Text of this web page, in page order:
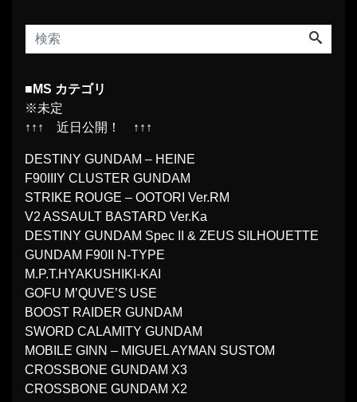
■MS カテゴリ
※未定
↑↑↑ 近日公開！ ↑↑↑
DESTINY GUNDAM – HEINE
F90IIIY CLUSTER GUNDAM
STRIKE ROUGE – OOTORI Ver.RM
V2 ASSAULT BASTARD Ver.Ka
DESTINY GUNDAM Spec II & ZEUS SILHOUETTE
GUNDAM F90II N-TYPE
M.P.T.HYAKUSHIKI-KAI
GOFU M’QUVE’S USE
BOOST RAIDER GUNDAM
SWORD CALAMITY GUNDAM
MOBILE GINN – MIGUEL AYMAN SUSTOM
CROSSBONE GUNDAM X3
CROSSBONE GUNDAM X2